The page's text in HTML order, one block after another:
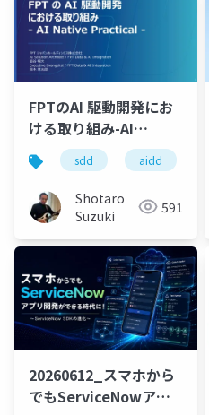
FPTのAI 駆動開発にお
ける取り組み-AI
Native Practical
sdd aidd
Shotaro
Suzuki
591
20260612_スマホから
でもServiceNowアプ